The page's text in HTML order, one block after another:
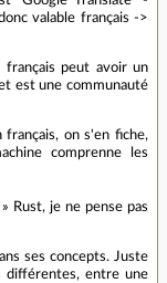
valable français ->
français peut avoir un
est une communauté
on s'en fiche,
comprenne les
Rust, je ne pense pas
ses concepts. Juste
différentes, entre une